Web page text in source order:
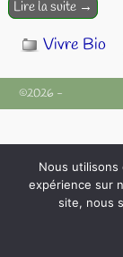
Lire la suite →
Vivre Bio
©2026 -
Nous utilisons
expérience sur
site, nous